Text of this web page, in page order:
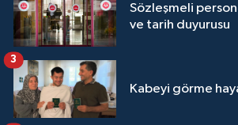
Sözleşmeli
ve tarih duyurusu
Kabeyi görme
3